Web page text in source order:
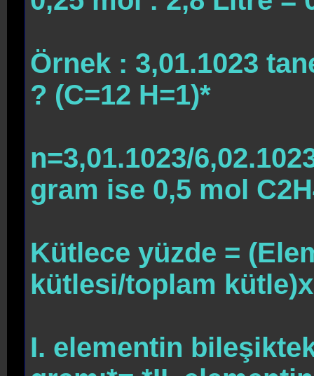
Örnek : 3,01.1023
? (C=12 H=1)*
n=3,01.1023/
gram ise 0,5 mol
Kütlece yüzde =
kütlesi/toplam
I. elementin